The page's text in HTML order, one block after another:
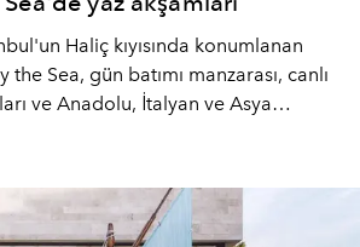
Haliç kıyısında konumlanan
the Sea, gün batımı manzarası, canlı
ve Anadolu, İtalyan ve Asya